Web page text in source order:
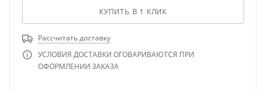
КУПИТЬ В 1 КЛИК
Рассчитать доставку
УСЛОВИЯ ДОСТАВКИ ОГОВАРИВАЮТСЯ ПРИ
ОФОРМЛЕНИИ ЗАКАЗА